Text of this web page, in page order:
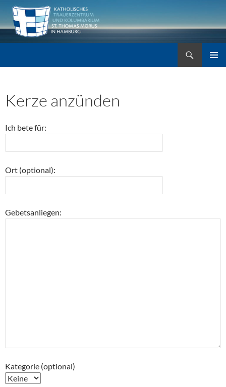
Zum
Inhalt
springen
Kerze anzünden
Ich bete für:
Ort (optional):
Gebetsanliegen:
Kategorie (optional)